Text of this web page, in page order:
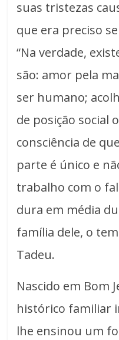
suas tristezas
que era preciso
“Na verdade,
são: amor pela
ser humano;
de posição social
consciência de
parte é único e
trabalho com o
dura em média
família dele, o
Tadeu.
Nascido em Bom
histórico familiar
lhe ensinou um